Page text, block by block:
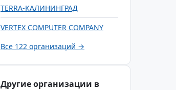
TERRA-КАЛИНИНГРАД
VERTEX COMPUTER COMPANY
Все 122 организаций →
Другие организации в